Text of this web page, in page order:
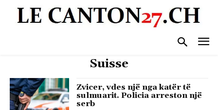
Suisse
Zvicer, vdes një nga katër të
sulmuarit. Policia arreston një
serb